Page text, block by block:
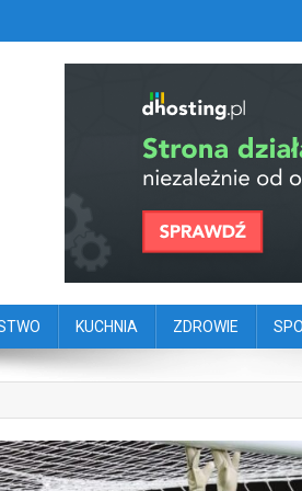
portal
KUCHNIA ZDROWIE